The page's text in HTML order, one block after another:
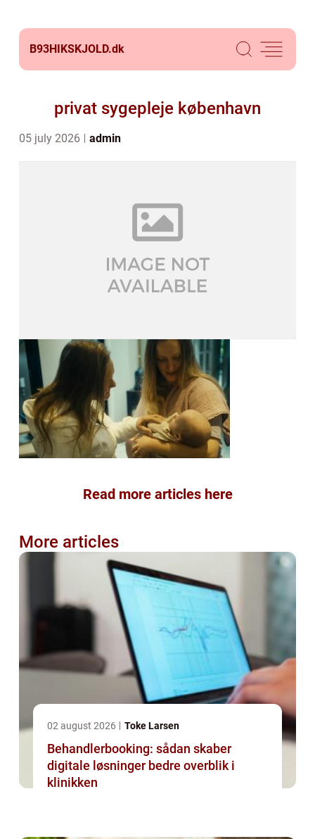
B93HIKSKJOLD.dk
privat sygepleje københavn
05 july 2026 admin
Read more articles here
More articles
02 august 2026 Toke Larsen
Behandlerbooking: sådan skaber
digitale løsninger bedre overblik i
klinikken